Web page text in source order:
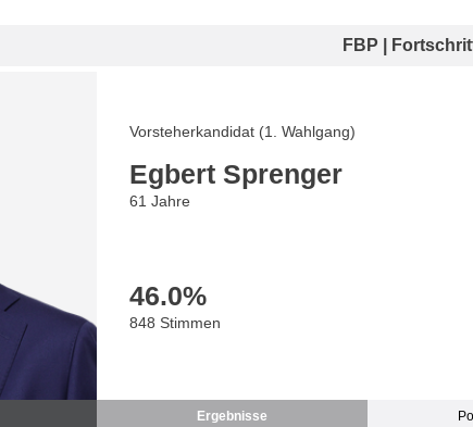
FBP |
Vorsteherkandidat (1. Wahlgang)
Egbert Sprenger
61 Jahre
46.0%
848 Stimmen
Ergebnisse